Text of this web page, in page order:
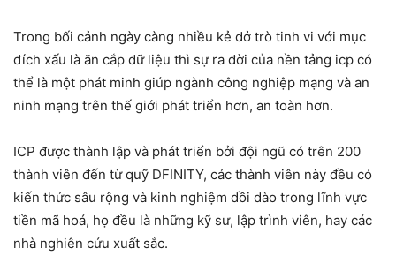
Trong bối cảnh ngày càng nhiều kẻ dở trò tinh vi với mục
đích xấu là ăn cắp dữ liệu thì sự ra đời của nền tảng icp có
thể là một phát minh giúp ngành công nghiệp mạng và an
ninh mạng trên thế giới phát triển hơn, an toàn hơn.
ICP được thành lập và phát triển bởi đội ngũ có trên 200
thành viên đến từ quỹ DFINITY, các thành viên này đều có
kiến thức sâu rộng và kinh nghiệm dồi dào trong lĩnh vực
tiền mã hoá, họ đều là những kỹ sư, lập trình viên, hay các
nhà nghiên cứu xuất sắc.